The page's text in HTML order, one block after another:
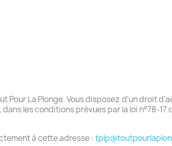
Pour La Plonge. Vous disposez d'un droit
les conditions prévues par la loi n°78-17
à cette adresse :